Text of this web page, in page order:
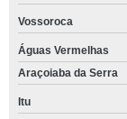
Vossoroca
Águas Vermelhas
Araçoiaba da Serra
Itu